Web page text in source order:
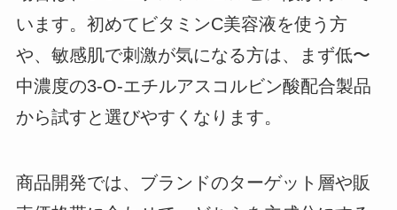
います。初めてビタミンC美容液を使う方
や、敏感肌で刺激が気になる方は、まず低〜
中濃度の3-O-エチルアスコルビン酸配合製品
から試すと選びやすくなります。
商品開発では、ブランドのターゲット層や販